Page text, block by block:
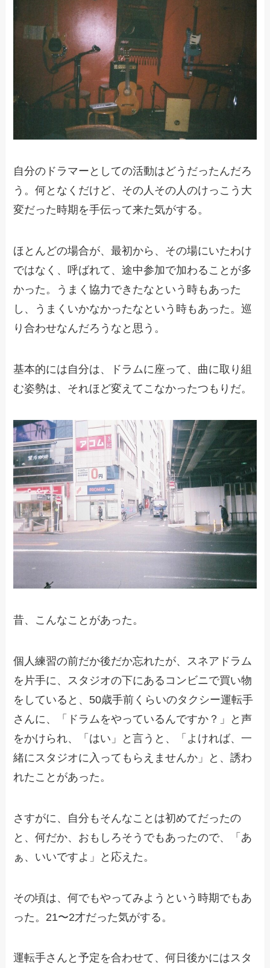
自分のドラマーとしての活動はどうだったんだろ
う。何となくだけど、その人その人のけっこう大
変だった時期を手伝って来た気がする。
ほとんどの場合が、最初から、その場にいたわけ
ではなく、呼ばれて、途中参加で加わることが多
かった。うまく協力できたなという時もあった
し、うまくいかなかったなという時もあった。巡
り合わせなんだろうなと思う。
基本的には自分は、ドラムに座って、曲に取り組
む姿勢は、それほど変えてこなかったつもりだ。
昔、こんなことがあった。
個人練習の前だか後だか忘れたが、スネアドラム
を片手に、スタジオの下にあるコンビニで買い物
をしていると、50歳手前くらいのタクシー運転手
さんに、「ドラムをやっているんですか？」と声
をかけられ、「はい」と言うと、「よければ、一
緒にスタジオに入ってもらえませんか」と、誘わ
れたことがあった。
さすがに、自分もそんなことは初めてだったの
と、何だか、おもしろそうでもあったので、「あ
ぁ、いいですよ」と応えた。
その頃は、何でもやってみようという時期でもあ
った。21〜2才だった気がする。
運転手さんと予定を合わせて、何日後かにはスタ